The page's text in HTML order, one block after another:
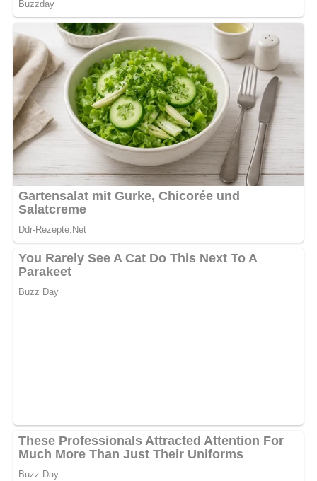
Tipps zum Rezept
Für eine vegetarische Variante kannst du die Salami
weglassen oder durch geräucherten Tofu ersetzen.
Der Salat schmeckt besonders gut, wenn du ihn
etwas länger ziehen lässt – idealerweise über
Bild für dein Pinterest-Board